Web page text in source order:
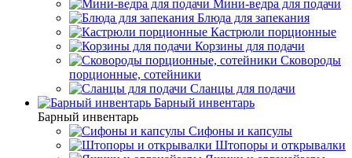
Мини-ведра для подачи
Блюда для запекания
Кастрюли порционные
Корзины для подачи
Сковороды
порционные, сотейники
Сланцы для подачи
Барный инвентарь
Барный инвентарь
Сифоны и капсулы
Штопоры и открывалки